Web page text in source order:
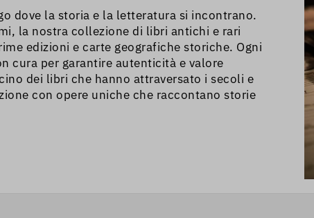
dove la storia e la letteratura si incontrano.
la nostra collezione di libri antichi e rari
edizioni e carte geografiche storiche. Ogni
cura per garantire autenticità e valore
dei libri che hanno attraversato i secoli e
con opere uniche che raccontano storie